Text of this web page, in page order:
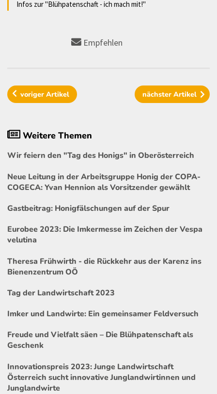
Infos zur "Blühpatenschaft - ich mach mit!"
Empfehlen
vorigerArtikel nächster Artikel
Weitere Themen
Wir feiern den "Tag des Honigs" in Oberösterreich
Neue Leitung in der Arbeitsgruppe Honig der COPA-
COGECA: Yvan Hennion als Vorsitzender gewählt
Gastbeitrag: Honigfälschungen auf der Spur
Eurobee 2023: Die Imkermesse im Zeichen der Vespa
velutina
Theresa Frühwirth - die Rückkehr aus der Karenz ins
Bienenzentrum OÖ
Tag der Landwirtschaft 2023
Imker und Landwirte: Ein gemeinsamer Feldversuch
Freude und Vielfalt säen – Die Blühpatenschaft als
Geschenk
Innovationspreis 2023: Junge Landwirtschaft
Österreich sucht innovative Junglandwirtinnen und
Junglandwirte